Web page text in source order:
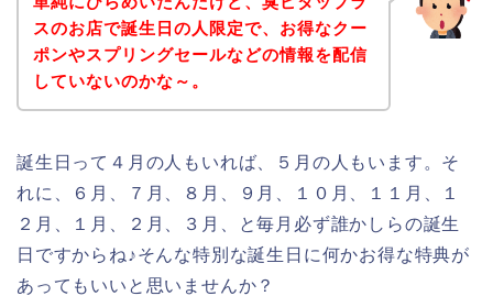
スのお店で誕生日の人限定で、お得なクー
ポンやスプリングセールなどの情報を配信
していないのかな～。
誕生日って４月の人もいれば、５月の人もいます。そ
れに、６月、７月、８月、９月、１０月、１１月、１
２月、１月、２月、３月、と毎月必ず誰かしらの誕生
日ですからね♪そんな特別な誕生日に何かお得な特典が
あってもいいと思いませんか？